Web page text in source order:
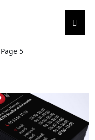
Page 5